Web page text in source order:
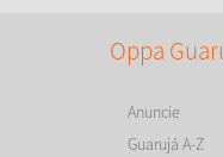
Oppa
Anuncie
Guarujá A-Z